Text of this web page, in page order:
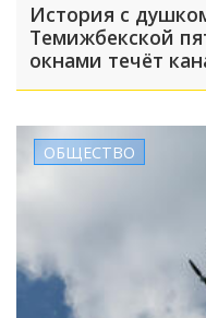
История с
Темижбекской
окнами течёт
Обвинили во
ОБЩЕСТВО